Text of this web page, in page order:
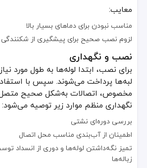
رنگ‌های مختلف برای کاربردهای خاص
اتصالات سفارشی مطابق با نیازهای ویژه پروژه
همکاری با تأمین‌کنندگان مطمئن UPVC در ایران
هنگام انتخاب تأمین‌کننده، به موارد زیر توجه
کیفیت محصول و وجود گواهی‌های استاندارد
قیمت رقابتی و تخفیف در سفارش‌های عمده
پشتیبانی پس از فروش و ارائه مشاوره فنی
قیمت خرید لوله‌های UPVC بسته به سایز، فشار کاری و نوع اتصال متفاوت است. در فولادین، شما می‌توانید با مشاهده لیست قیمت شفاف، محصولی باکیفیت و مقرون‌به‌صرفه انتخاب کنید. فروش به‌صورت جزئی و عمده، و پشتیبانی فنی کامل از مزایای خرید از فولادین می‌باشد.
قیمت لوله و اتصالات UPVC با توجه به برند، سایز و کیفیت مواد اولیه متفاوت است. فروشگاه فولادین (
برای کسب اطلاعات درباره لوله‌ها و اتصالات UPVC، سفارش عمده یا دریافت مشاوره فنی در ارتباط با انواع و قیمت
معایب:
مناسب نبودن برای دماهای بسیار بالا
لزوم نصب صحیح برای پیشگیری از
نصب و نگهداری
برای نصب، ابتدا لوله‌ها به طول مورد
لبه‌ها پرداخت می‌شوند. سپس با
مخصوص، اتصالات به‌شکل صحیح متصل
نگهداری منظم موارد زیر توصیه می‌شود:
بررسی دوره‌ای نشتی
اطمینان از آب‌بندی مناسب محل اتصال
تمیز نگه‌داشتن لوله‌ها و دوری از انسداد
زباله‌ها